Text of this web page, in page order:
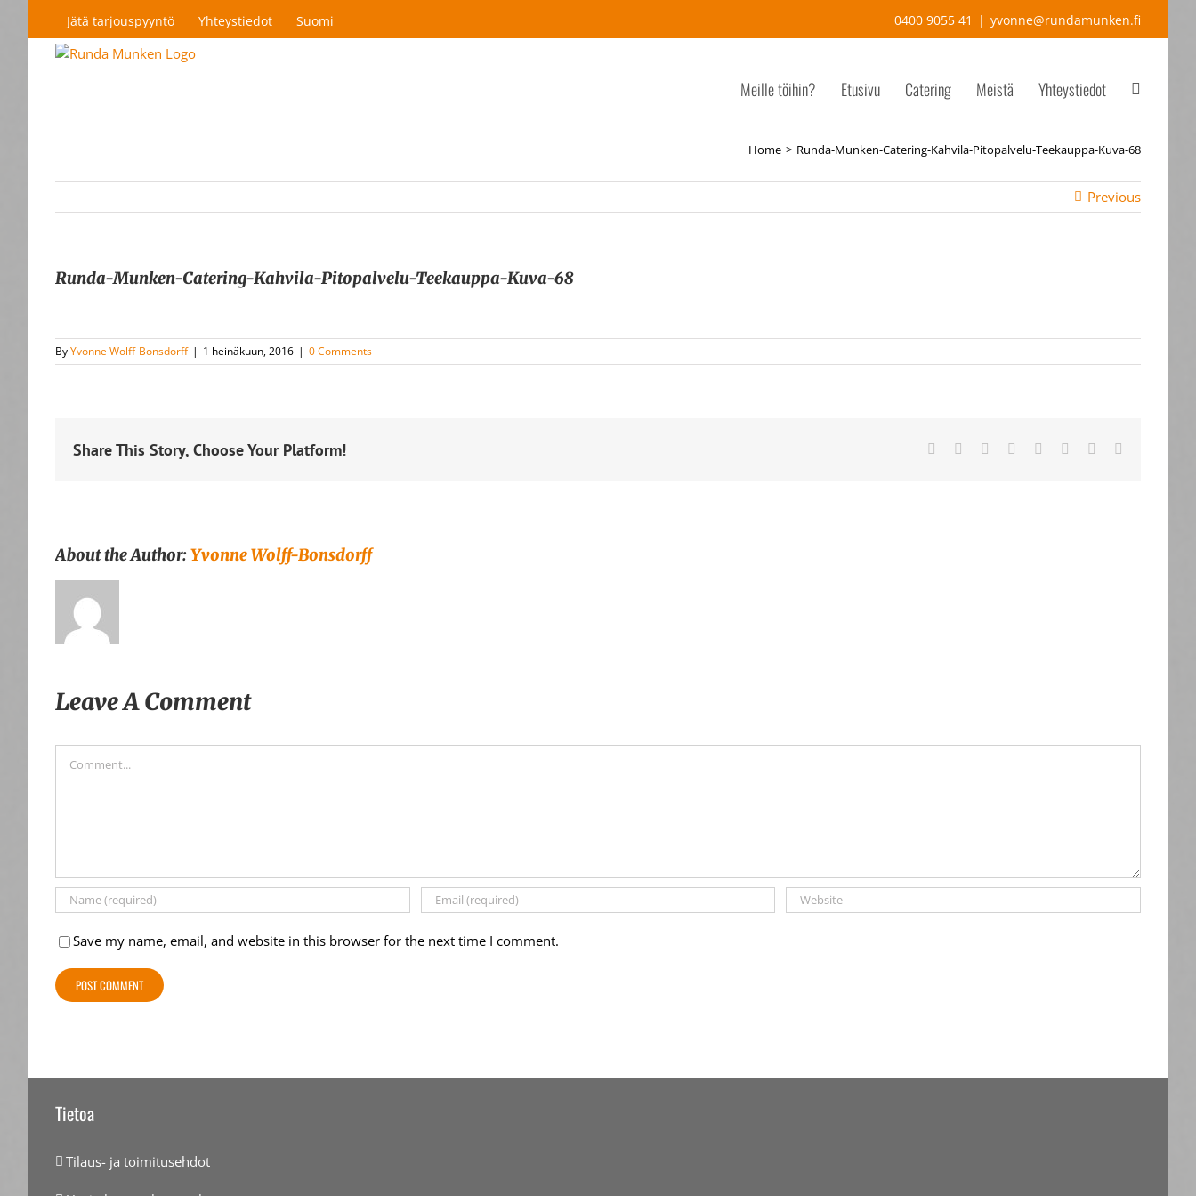
Jätä tarjouspyyntö Yhteystiedot Suomi 0400 9055 41 | yvonne@rundamunken.fi
Meille töihin? Etusivu Catering Meistä Yhteystiedot
Home Runda-Munken-Catering-Kahvila-Pitopalvelu-Teekauppa-Kuva-68
Previous
Runda-Munken-Catering-Kahvila-Pitopalvelu-Teekauppa-Kuva-68
ByYvonne Wolff-Bonsdorff | 1 heinäkuun, 2016 | 0 Comments
Share This Story, Choose Your Platform! Facebook Reddit LinkedIn
TumblrPinterest
About the Author:Yvonne Wolff-Bonsdorff
Leave A Comment
Save my name, email, and website in this browser for the next time I comment.
Tietoa
Tilaus- ja toimitusehdot